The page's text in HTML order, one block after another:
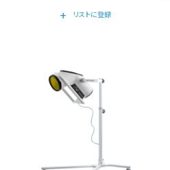
add
リストに登録